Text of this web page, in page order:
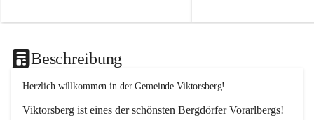
Beschreibung
Herzlich willkommen in der Gemeinde Viktorsberg!
Viktorsberg ist eines der schönsten Bergdörfer Vorarlbergs!